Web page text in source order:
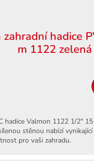
zahradní hadice
m 1122 zelená
hadice Valmon 1122 1/2"
stěnou nabízí
pro vaši zahradu.